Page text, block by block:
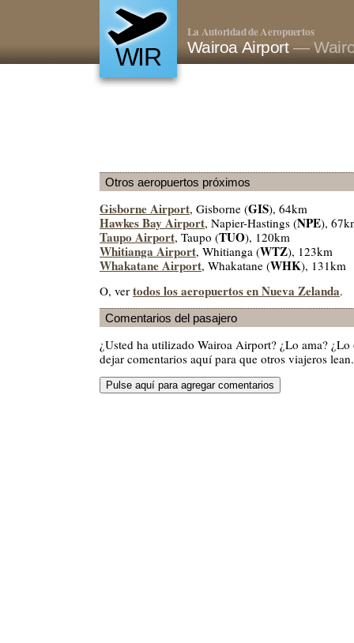
WIR
La Autoridad de Aeropuertos
Wairoa Airport—
Otros aeropuertos próximos
Gisborne Airport, Gisborne (GIS), 64km
Hawkes Bay Airport, Napier-Hastings (NPE),
Taupo Airport, Taupo (TUO), 120km
Whitianga Airport, Whitianga (WTZ), 123km
Whakatane Airport, Whakatane (WHK), 131km
O, ver todos los aeropuertos en Nueva Zelanda.
Comentarios del pasajero
¿Usted ha utilizado Wairoa Airport? ¿Lo ama? ¿Lo
dejar comentarios aquí para que otros viajeros lean.